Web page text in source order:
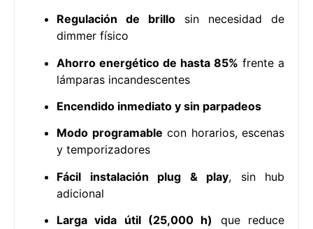
Regulación de brillo sin necesidad de
dimmer físico
Ahorro energético de hasta 85% frente a
lámparas incandescentes
Encendido inmediato y sin parpadeos
Modo programable con horarios, escenas
y temporizadores
Fácil instalación plug & play, sin hub
adicional
Larga vida útil (25,000 h)
que reduce